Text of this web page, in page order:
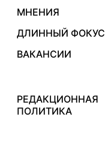
МНЕНИЯ
ДЛИННЫЙ ФОКУС
ВАКАНСИИ
РЕДАКЦИОННАЯ
ПОЛИТИКА